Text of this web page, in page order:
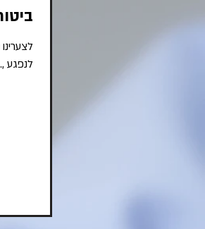
לנפגע ,...